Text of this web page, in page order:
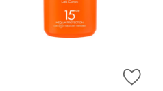
HINZUFÜGEN ZUR